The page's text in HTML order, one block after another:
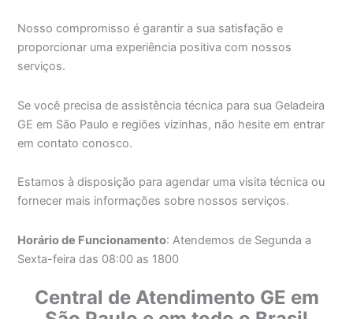
Nosso compromisso é garantir a sua satisfação e
proporcionar uma experiência positiva com nossos
serviços.
Se você precisa de assistência técnica para sua Geladeira
GE em São Paulo e regiões vizinhas, não hesite em entrar
em contato conosco.
Estamos à disposição para agendar uma visita técnica ou
fornecer mais informações sobre nossos serviços.
Horário de Funcionamento: Atendemos de Segunda a
Sexta-feira das 08:00 as 1800
Central de Atendimento GE em